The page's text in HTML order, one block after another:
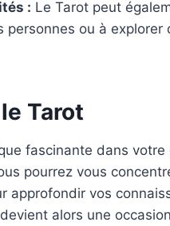
: Le Tarot peut
ou à
Tarot
fascinante dans
pourrez vous
approfondir vos
alors une